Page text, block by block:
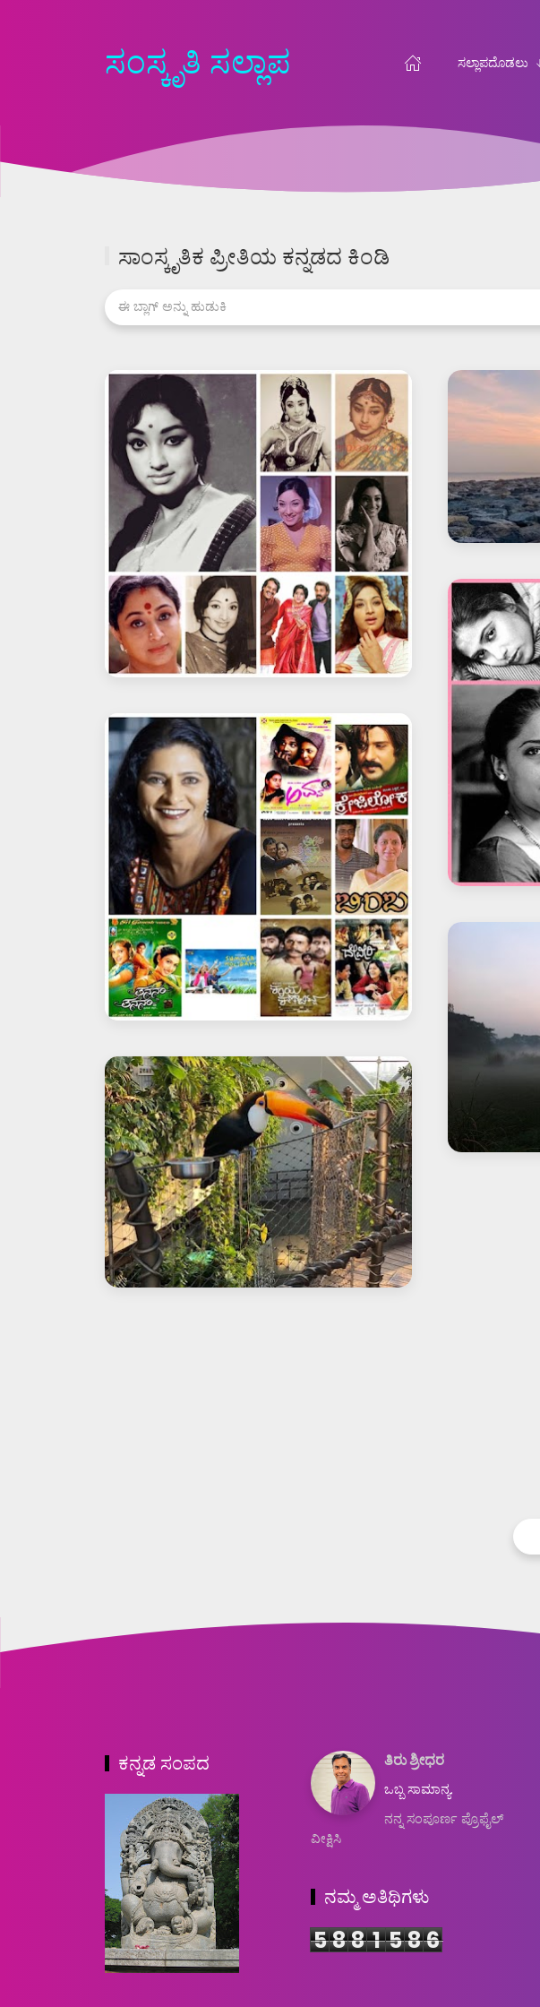
ಸಂಸ್ಕೃತಿ ಸಲ್ಲಾಪ ಸಲ್ಲಾಪದೊಡಲು
ಸಾಂಸ್ಕೃತಿಕ ಪ್ರೀತಿಯ ಕನ್ನಡದ ಕಿಂಡಿ
ಕನ್ನಡ ಸಂಪದ ತಿರು ಶ್ರೀಧರ
ಒಬ್ಬ ಸಾಮಾನ್ಯ.
ನನ್ನ ಸಂಪೂರ್ಣ ಪ್ರೊಫೈಲ್
ವೀಕ್ಷಿಸಿ
ನಮ್ಮ ಅತಿಥಿಗಳು
588 1 586